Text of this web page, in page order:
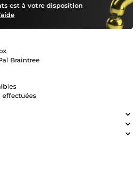
est à votre disposition
Braintree